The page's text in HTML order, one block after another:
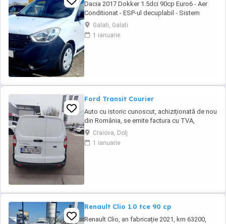
Dacia 2017 Dokker 1.5dci 90cp Euro6 - Aer
Conditionat - ESP-ul decuplabil - Sistem
Start&Stop - Centralizata 2 chei - Functie Eco-
Mode - Geamuri electrice - Oglinzile incalzite -
Radio MP3 original - Bluetooth pt. telefon -
Galati, Galati
1 ianuarie
Ford Transit Courier
Auto cu istoric cunoscut, achiziționată de nou
din România, se emite factura cu TVA,
posibilitate finanțare în leasing sau
credit.Auto se livrează cu ITP valabil, revizie
efectuata( schimb ulei și filtre), garanție.
Craiova, Dolj
1 ianuarie
Renault Clio 1.0 tce 90 cp
Renault Clio, an fabricație 2021, km 63200,